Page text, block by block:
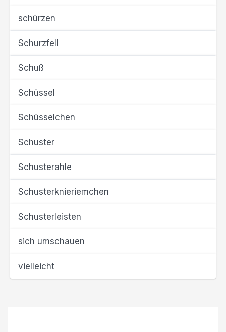
schürzen
Schurzfell
Schuß
Schüssel
Schüsselchen
Schuster
Schusterahle
Schusterknieriemchen
Schusterleisten
sich umschauen
vielleicht